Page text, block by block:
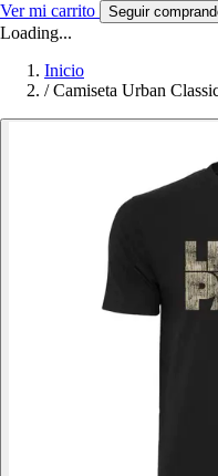
Ver mi carrito Seguir
Loading...
Inicio
/ Camiseta Urban